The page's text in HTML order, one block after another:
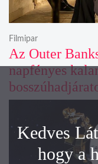
Az Outer
napfényes
Filmipar
Kedves
hogy a